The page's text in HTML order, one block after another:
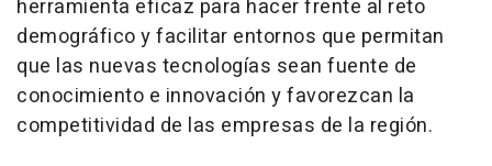
herramienta eficaz para hacer frente al reto
demográfico y facilitar entornos que permitan
que las nuevas tecnologías sean fuente de
conocimiento e innovación y favorezcan la
competitividad de las empresas de la región.